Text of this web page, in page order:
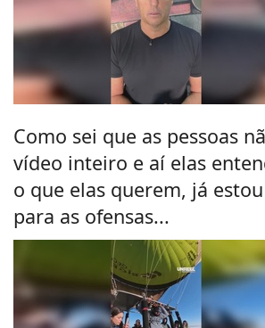
Como sei que as pessoas
vídeo inteiro e aí elas
o que elas querem, já
para as ofensas...